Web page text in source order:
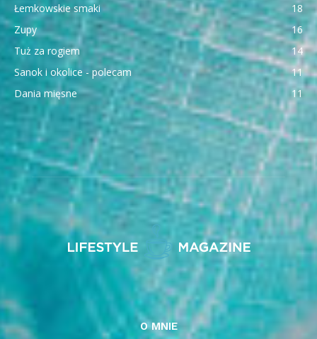
Łemkowskie smaki
18
Zupy
16
Tuż za rogiem
14
Sanok i okolice - polecam
11
Dania mięsne
11
O MNIE